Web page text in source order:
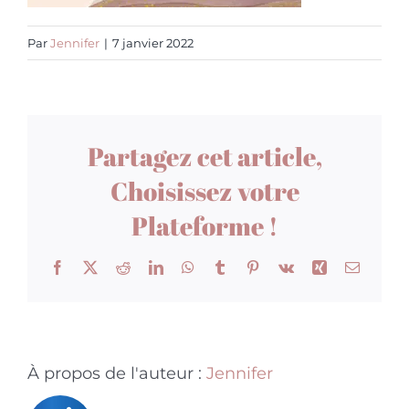
ParJennifer | 7 janvier 2022
Partagez cet article,
Choisissez votre
Plateforme !
Facebook
X RedditLinkedInWhatsApp
TumblrPinterest
Vk Xing Email
À propos de l'auteur : Jennifer